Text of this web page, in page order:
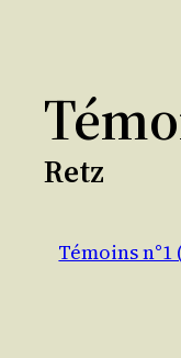
Retz
Témoins